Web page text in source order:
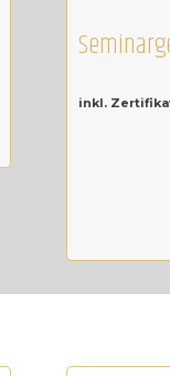
inkl.